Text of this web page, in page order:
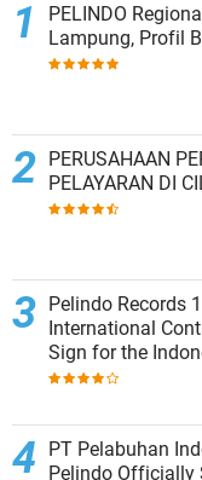
PELINDO Regional 2 Panjang
Lampung, Profil
PERUSAHAAN PERUSAHAAN
PELAYARAN DI
Pelindo Records
International
Sign for the
PT Pelabuhan
Pelindo Officially